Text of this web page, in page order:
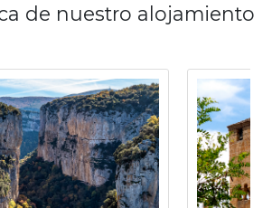
de nuestro alojamiento